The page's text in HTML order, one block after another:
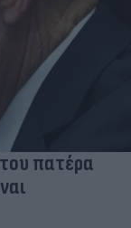
πατέρα